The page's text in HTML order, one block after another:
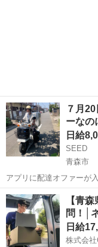
７月
ーなの
日給
SEED
青森市
アプリに配達オファーが
配達をするお仕事です。
時〜15時と17時~21時の
件当たり6...
青森 青森市 ドラ
【青
問！│
を…
日給
株式会